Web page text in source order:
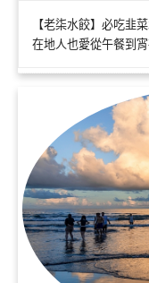
【老柒水餃】必吃韭
在地人也愛從午餐到